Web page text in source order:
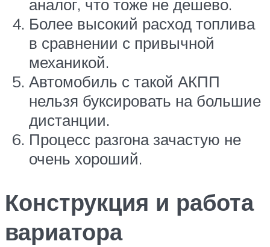
аналог, что тоже не дешево.
Более высокий расход топлива
в сравнении с привычной
механикой.
Автомобиль с такой АКПП
нельзя буксировать на большие
дистанции.
Процесс разгона зачастую не
очень хороший.
Конструкция и работа
вариатора